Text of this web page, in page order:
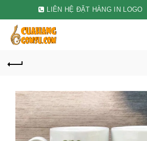
LIÊN HỆ ĐẶT HÀNG IN LOGO